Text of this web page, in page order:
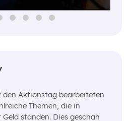
den Aktionstag bearbeiteten
Themen, die in
standen. Dies geschah